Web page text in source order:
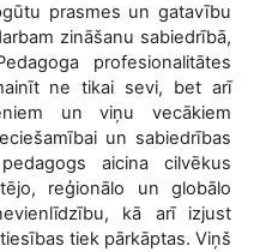
prasmes un gatavību
zināšanu sabiedrībā,
profesionalitātes
ne tikai sevi, bet arī
un viņu vecākiem
un sabiedrības
aicina cilvēkus
reģionālo un globālo
kā arī izjust
tiek pārkāptas. Viņš